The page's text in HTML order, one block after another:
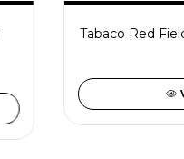
Tabaco Red